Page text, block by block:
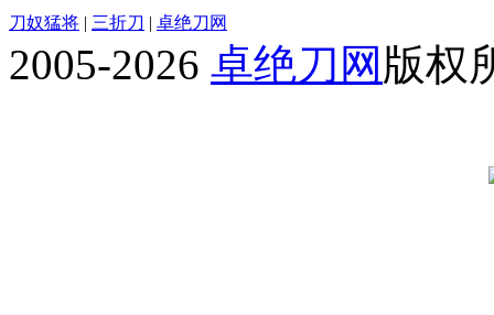
刀奴猛将 | 三折刀 | 卓绝刀网
2005-2026 卓绝刀网 版权